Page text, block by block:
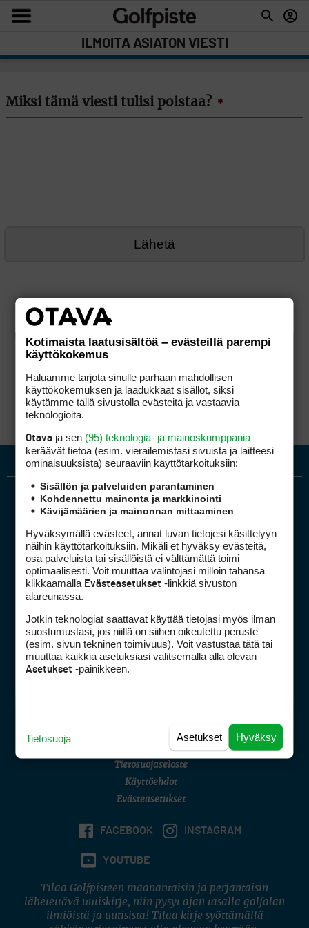
ILMOITA ASIATON VIESTI
Miksi tämä viesti tulisi poistaa? *
Golfpiste mediakortti
Golfpisteen yhteystiedot
DSA avoimuusraportti
Asiakaspalvelu
(digi) digi@otavamedia.fi
Tietosuojaseloste
Käyttöehdot
Evästeasetukset
FACEBOOK INSTAGRAM
YOUTUBE
Tilaa Golfpisteen maanantaisin ja perjantaisin
lähetettävä uutiskirje, niin pysyt ajan tasalla golfalan
ilmiöistä ja uutisista! Tilaa kirje syöttämällä
Kotimaista laatusisältöä – evästeillä parempi
käyttökokemus
Haluamme tarjota sinulle parhaan mahdollisen
käyttökokemuksen ja laadukkaat sisällöt, siksi
käytämme tällä sivustolla evästeitä ja vastaavia
teknologioita.
Otava ja sen (95) teknologia- ja mainoskumppania
keräävät tietoa (esim. vierailemis­tasi sivuista ja laitteesi
ominaisuuk­sista) seuraaviin käyttötarkoituksiin:
Sisällön ja palveluiden parantaminen
Kohdennettu mainonta ja markkinointi
Kävijämäärien ja mainonnan mittaaminen
Hyväksymällä evästeet, annat luvan tietojesi käsittelyyn
näihin käyttötarkoituksiin. Mikäli et hyväksy evästeitä,
osa palveluista tai sisällöistä ei välttämättä toimi
optimaalisesti. Voit muuttaa valintojasi milloin tahansa
klikkaamalla Evästeasetukset -linkkiä sivuston
alareunassa.
Jotkin teknologiat saattavat käyttää tietojasi myös ilman
suostumustasi, jos niillä on siihen oikeutettu peruste
(esim. sivun tekninen toimivuus). Voit vastustaa tätä tai
muuttaa kaikkia asetuksiasi valitsemalla alla olevan
Asetukset -painikkeen.
Hyväksy
Asetukset
Tietosuoja